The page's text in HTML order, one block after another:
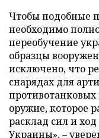
Чтобы подобные
необходимо
переобучение
образцы
исключено, что
снарядах для
противотанковых
оружие, которое
расклад сил и
Украины», –